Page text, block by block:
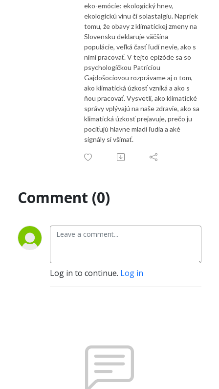
eko-emócie: ekologický hnev,
ekologickú vinu či solastalgiu. Napriek
tomu, že obavy z klimatickej zmeny na
Slovensku deklaruje väčšina
populácie, veľká časť ľudí nevie, ako s
nimi pracovať. V tejto epizóde sa so
psychologičkou Patríciou
Gajdošociovou rozprávame aj o tom,
ako klimatická úzkosť vzniká a ako s
ňou pracovať. Vysvetlí, ako klimatické
správy vplývajú na naše zdravie, ako sa
klimatická úzkosť prejavuje, prečo ju
pociťujú hlavne mladí ľudia a aké
signály si všímať.
Comment (0)
Log in to continue. Log in